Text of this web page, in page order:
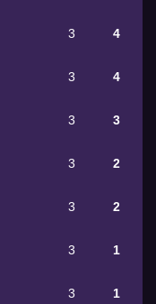
3 4
3 4
3 3
3 2
3 2
3 1
3 1